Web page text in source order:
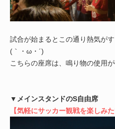
試合が始まるとこの通り熱気が
(｀・ω・´)
こちらの座席は、鳴り物の使用が
▼メインスタンドのS自由席
【気軽にサッカー観戦を楽しみ